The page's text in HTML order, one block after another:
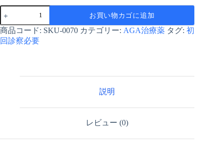
ス
ピ
ロ
ノ
ラ
個
お買い物カゴに追加
商品コード: SKU-0070 カテゴリー: AGA治療薬 タグ: 初
回診察必要
説明
レビュー (0)